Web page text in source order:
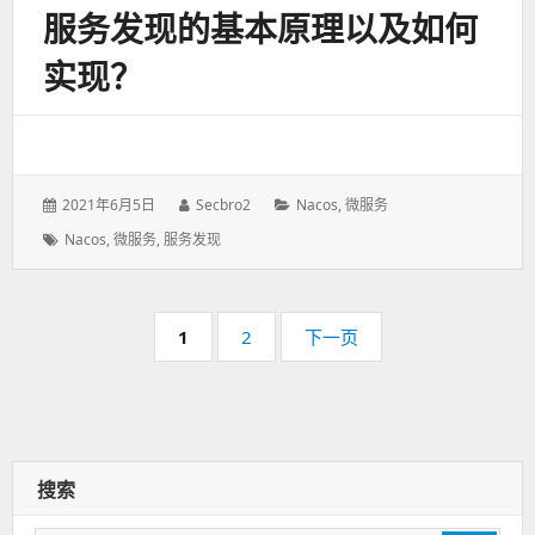
服务发现的基本原理以及如何
实现？
发
于：
2021年6月5日
作
者：
Secbro2
分
Nacos,微服务
标
Nacos,微服务,服务发现
页
码：
1
页
码：
2 下一页
搜索